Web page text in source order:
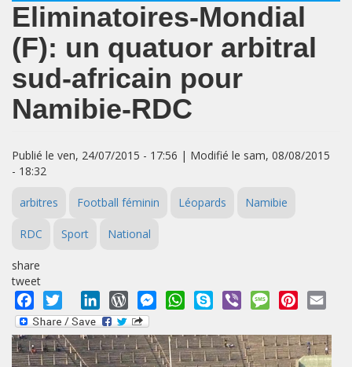
Eliminatoires-Mondial
(F): un quatuor arbitral
sud-africain pour
Namibie-RDC
Publié le ven, 24/07/2015 - 17:56 | Modifié le sam, 08/08/2015
- 18:32
arbitres Football féminin Léopards Namibie
RDC Sport National
share
tweet
Facebook
Twitter LinkedInWordPressMessengerWhatsApp
Skype Viber MessagePinterest